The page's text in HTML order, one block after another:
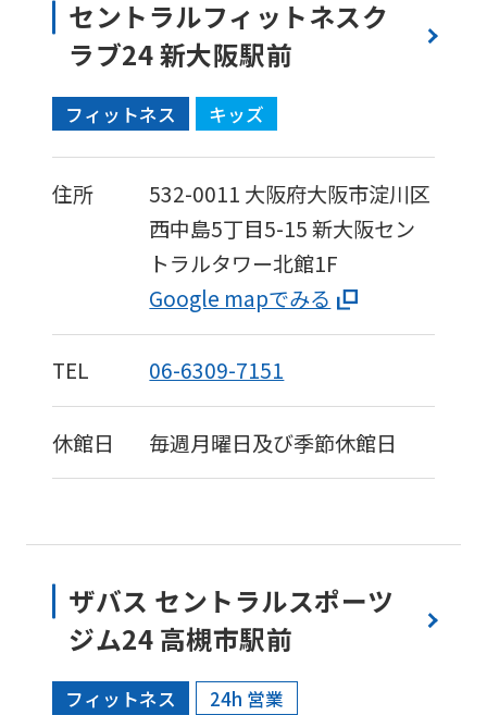
セントラルフィットネスク
ラブ24 新大阪駅前
フィットネス キッズ
住所 532-0011 大阪府大阪市淀川区
西中島5丁目5-15新大阪セン
トラルタワー北館1F
Google mapでみる
TEL 06-6309-7151
休館日 毎週月曜日及び季節休館日
ザバス セントラルスポーツ
ジム24 高槻市駅前
フィットネス 24h 営業